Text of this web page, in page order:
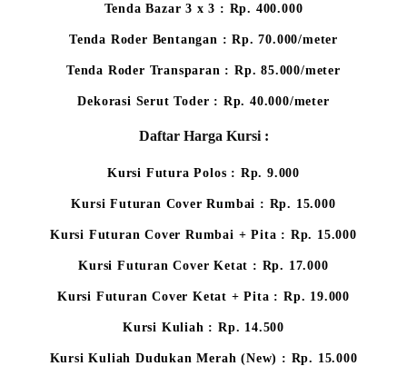
Tenda Bazar 3 x 3 : Rp. 400.000
Tenda Roder Bentangan : Rp. 70.000/meter
Tenda Roder Transparan : Rp. 85.000/meter
Dekorasi Serut Toder : Rp. 40.000/meter
Daftar Harga Kursi :
Kursi Futura Polos : Rp. 9.000
Kursi Futuran Cover Rumbai : Rp. 15.000
Kursi Futuran Cover Rumbai + Pita : Rp. 15.000
Kursi Futuran Cover Ketat : Rp. 17.000
Kursi Futuran Cover Ketat + Pita : Rp. 19.000
Kursi Kuliah : Rp. 14.500
Kursi Kuliah Dudukan Merah (New) : Rp. 15.000